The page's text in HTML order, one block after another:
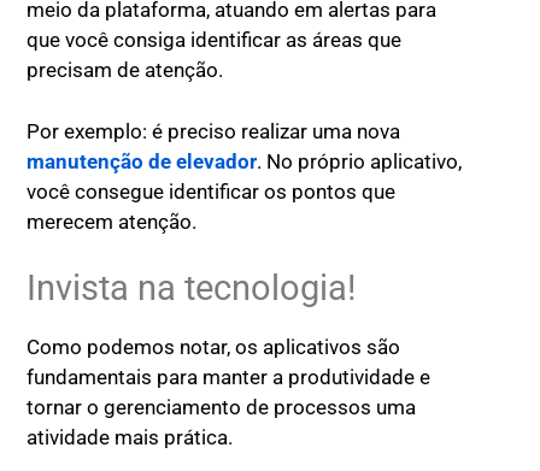
meio da plataforma, atuando em alertas para
que você consiga identificar as áreas que
precisam de atenção.
Por exemplo: é preciso realizar uma nova
manutenção de elevador. No próprio aplicativo,
você consegue identificar os pontos que
merecem atenção.
Invista na tecnologia!
Como podemos notar, os aplicativos são
fundamentais para manter a produtividade e
tornar o gerenciamento de processos uma
atividade mais prática.